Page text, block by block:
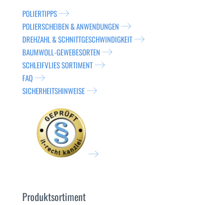
POLIERTIPPS
POLIERSCHEIBEN & ANWENDUNGEN
DREHZAHL & SCHNITTGESCHWINDIGKEIT
BAUMWOLL-GEWEBESORTEN
SCHLEIFVLIES SORTIMENT
FAQ
SICHERHEITSHINWEISE
Produktsortiment